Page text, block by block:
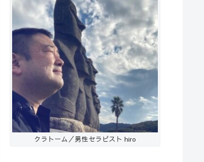
クラトーム／男性セラピスト hiro